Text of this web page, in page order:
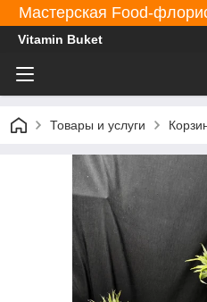
Мастерская Food-
Vitamin Buket
Товары и услуги